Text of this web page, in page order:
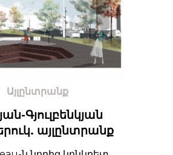
Այլընտրանք
Գյուլբենկյան
այլընտրանք